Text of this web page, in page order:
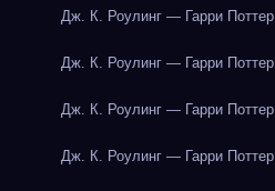
Дж. К. Роулинг — Гарри
Дж. К. Роулинг — Гарри
Дж. К. Роулинг — Гарри
Дж. К. Роулинг — Гарри